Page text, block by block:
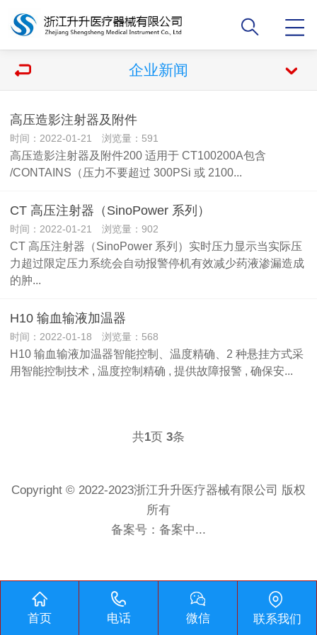
企业新闻
高压造影注射器及附件
时间：2022-01-21 浏览量：591
高压造影注射器及附件200 适用于 CT100200A包含
/CONTAINS（压力不要超过 300PSi 或 2100...
CT 高压注射器（SinoPower 系列）
时间：2022-01-21 浏览量：902
CT 高压注射器（SinoPower 系列）实时压力显示当实际压
力超过限定压力系统会自动报警停机有效减少药液渗漏造成
的肿...
H10 输血输液加温器
时间：2022-01-18 浏览量：568
H10 输血输液加温器智能控制、温度精确、2 种悬挂方式采
用智能控制技术 , 温度控制精确 , 提供故障报警 , 确保安...
共1页 3条
Copyright © 2022-2023浙江升升医疗器械有限公司 版权
所有
备案号： 备案中...
首页 电话 微信 联系我们